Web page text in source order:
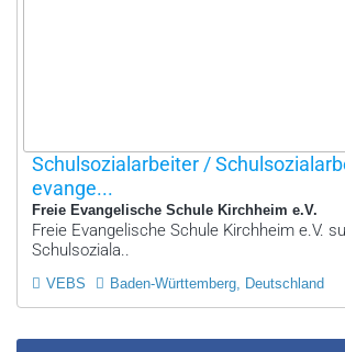
Schulsozialarbeiter /
evange...
Freie Evangelische Schule Kirchheim e.V.
Freie Evangelische Schule Kirchheim e.V.
Schulsoziala..
VEBS Baden-Württemberg, Deutschland